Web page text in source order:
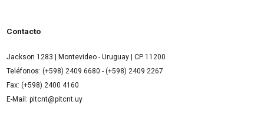
Contacto
Jackson 1283 | Montevideo - Uruguay | CP 11200
Teléfonos: (+598) 2409 6680 - (+598) 2409 2267
Fax: (+598) 2400 4160
E-Mail: pitcnt@pitcnt.uy